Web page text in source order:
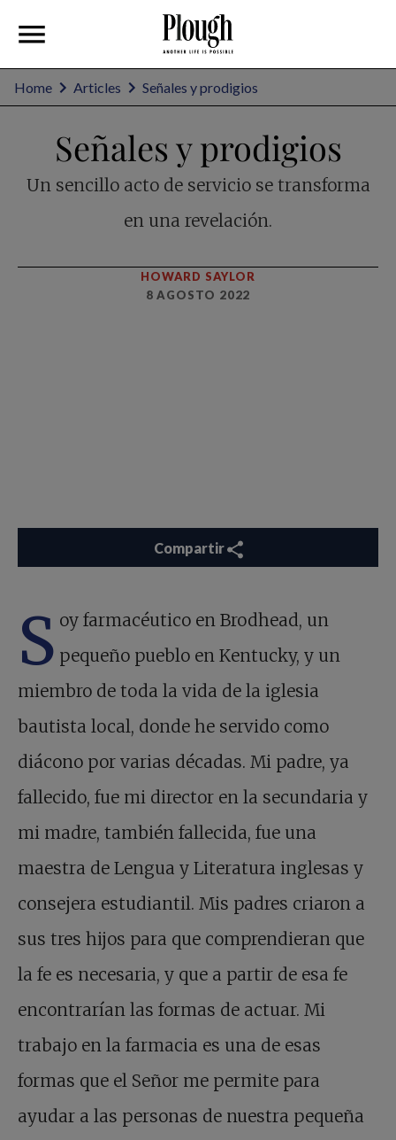
Home Articles Señales y prodigios
Señales y prodigios
Un sencillo acto de servicio se transforma
en una revelación.
HOWARD SAYLOR
8 AGOSTO 2022
Compartir
S oy farmacéutico en Brodhead, un
pequeño pueblo en Kentucky, y un
miembro de toda la vida de la iglesia
bautista local, donde he servido como
diácono por varias décadas. Mi padre, ya
fallecido, fue mi director en la secundaria y
mi madre, también fallecida, fue una
maestra de Lengua y Literatura inglesas y
consejera estudiantil. Mis padres criaron a
sus tres hijos para que comprendieran que
la fe es necesaria, y que a partir de esa fe
encontrarían las formas de actuar. Mi
trabajo en la farmacia es una de esas
formas que el Señor me permite para
ayudar a las personas de nuestra pequeña